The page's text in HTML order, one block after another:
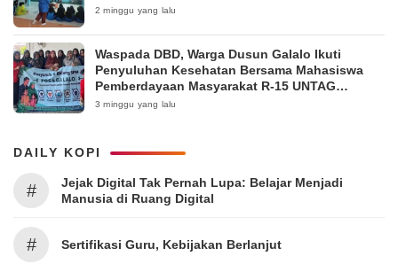
2 minggu yang lalu
Waspada DBD, Warga Dusun Galalo Ikuti
Penyuluhan Kesehatan Bersama Mahasiswa
Pemberdayaan Masyarakat R-15 UNTAG
Surabaya 2026
3 minggu yang lalu
DAILY KOPI
#
Jejak Digital Tak Pernah Lupa: Belajar Menjadi
Manusia di Ruang Digital
# Sertifikasi Guru, Kebijakan Berlanjut